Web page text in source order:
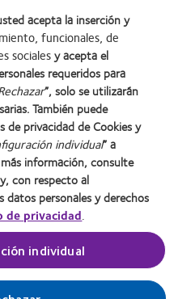
Política de privacidad
Condiciones del servicio
Web del usuario
Colombia
acepta la inserción y
funcionales, de
socialesy acepta el
requeridos para
”, solo se utilizarán
También puede
de privacidad de Cookies y
individual” a
información, consulte
y, con respecto al
personales y derechos
de privacidad.
individual